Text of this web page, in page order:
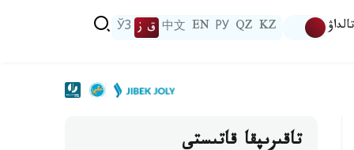
تالداۋ KZ
QZ
РУ
EN
中文 ق ز ЎЗ
تاقىرىپقا قاتىستى